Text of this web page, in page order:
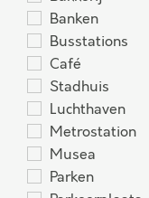
Banken
Busstations
Café
Stadhuis
Luchthaven
Metrostation
Musea
Parken